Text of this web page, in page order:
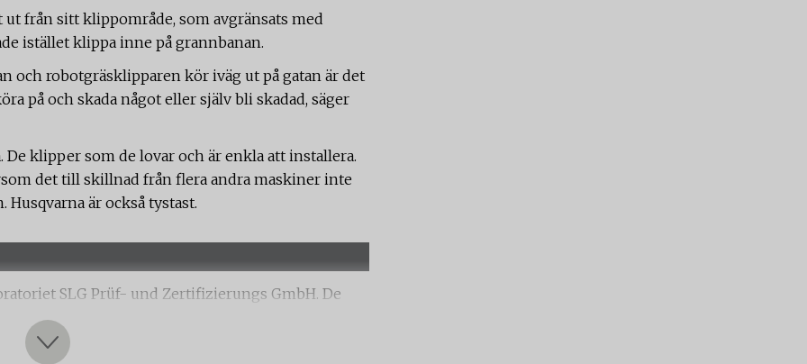
från sitt klippområde, som avgränsats med
istället klippa inne på grannbanan.
och robotgräsklipparen kör iväg ut på gatan är det
på och skada något eller själv bli skadad, säger
De klipper som de lovar och är enkla att installera.
det till skillnad från flera andra maskiner inte
är också tystast.
SLG Prüf- und Zertifizierungs GmbH. De
kapacitet på 1000 till 3000 kvadratmeter. Testet